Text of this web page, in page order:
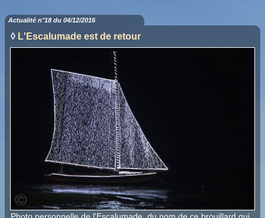
Actualité n°18 du 04/12/2016
◊ L'Escalumade est de retour